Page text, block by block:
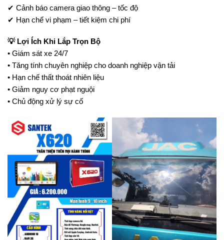
✔ Cảnh báo camera giao thông – tốc độ
✔ Hạn chế vi phạm – tiết kiệm chi phí
💡 Lợi Ích Khi Lắp Trọn Bộ
• Giám sát xe 24/7
• Tăng tính chuyên nghiệp cho doanh nghiệp vận tải
• Hạn chế thất thoát nhiên liệu
• Giảm nguy cơ phạt nguội
• Chủ động xử lý sự cố